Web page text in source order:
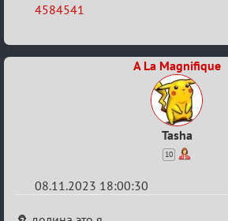
4584541
A La Magnifique
Tasha
10
08.11.2023 18:00:30